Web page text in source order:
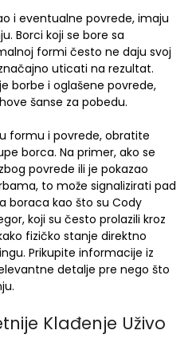
i eventualne povrede, imaju
Borci koji se bore sa
formi često ne daju svoj
uticati na rezultat.
borbe i oglašene povrede,
šanse za pobedu.
formu i povrede, obratite
borca. Na primer, ako se
povrede ili je pokazao
to može signalizirati pad
boraca kao što su Cody
koji su često prolazili kroz
fizičko stanje direktno
Prikupite informacije iz
detalje pre nego što
Klađenje Uživo